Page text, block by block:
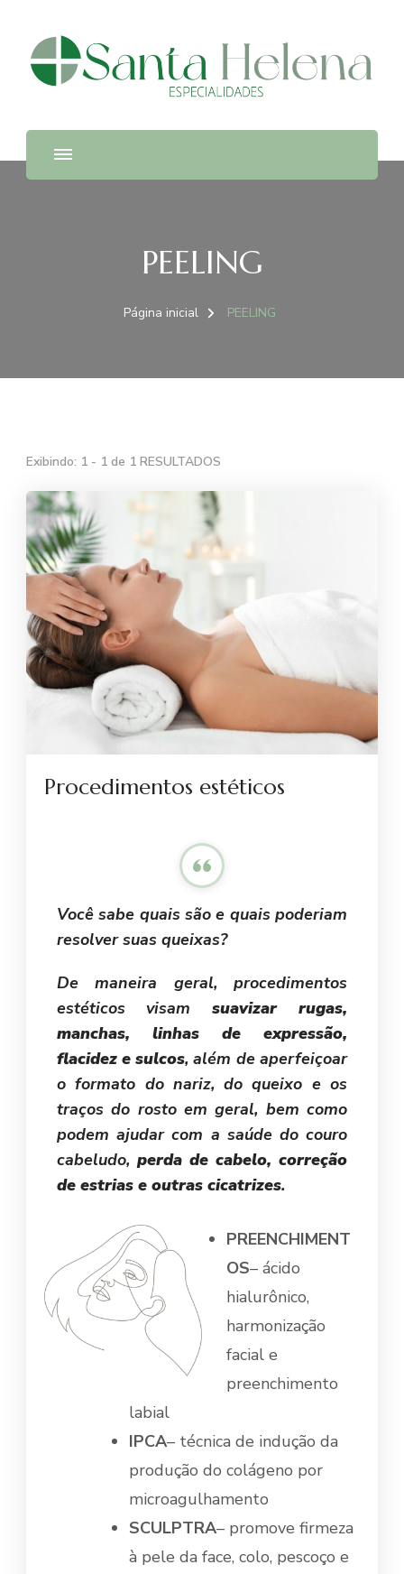
Santa Helena
Policlínica em Bragança Paulista
PEELING
Página inicial PEELING
Exibindo: 1 - 1 de 1 RESULTADOS
Procedimentos estéticos
Você sabe quais são e quais poderiam
resolver suas queixas?
De maneira geral, procedimentos
estéticos visam suavizar rugas,
manchas, linhas de expressão,
flacidez e sulcos, além de aperfeiçoar
o formato do nariz, do queixo e os
traços do rosto em geral, bem como
podem ajudar com a saúde do couro
cabeludo, perda de cabelo, correção
de estrias e outras cicatrizes.
PREENCHIMENT
OS– ácido
hialurônico,
harmonização
facial e
preenchimento
labial
IPCA– técnica de indução da
produção do colágeno por
microagulhamento
SCULPTRA– promove firmeza
à pele da face, colo, pescoço e